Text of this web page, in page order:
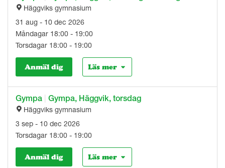
Häggviks gymnasium
31 aug - 10 dec 2026
Måndagar 18:00 - 19:00
Torsdagar 18:00 - 19:00
Anmäl dig Läs mer
Gympa Gympa, Häggvik, torsdag
Häggviks gymnasium
3 sep - 10 dec 2026
Torsdagar 18:00 - 19:00
Anmäl dig Läs mer